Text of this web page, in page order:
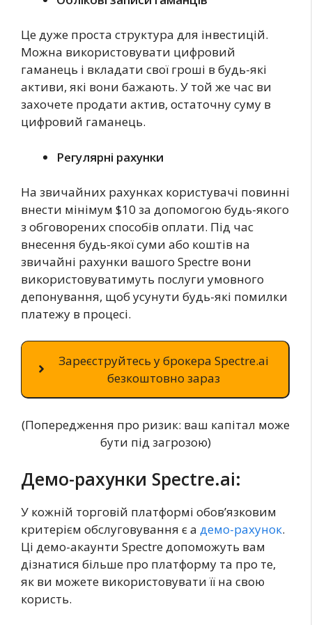
Це дуже проста структура для інвестицій.
Можна використовувати цифровий
гаманець і вкладати свої гроші в будь-які
активи, які вони бажають. У той же час ви
захочете продати актив, остаточну суму в
цифровий гаманець.
Регулярні рахунки
На звичайних рахунках користувачі повинні
внести мінімум $10 за допомогою будь-якого
з обговорених способів оплати. Під час
внесення будь-якої суми або коштів на
звичайні рахунки вашого Spectre вони
використовуватимуть послуги умовного
депонування, щоб усунути будь-які помилки
платежу в процесі.
Зареєструйтесь у брокера Spectre.ai
безкоштовно зараз
(Попередження про ризик: ваш капітал може
бути під загрозою)
Демо-рахунки Spectre.ai:
У кожній торговій платформі обов’язковим
критерієм обслуговування є a демо-рахунок.
Ці демо-акаунти Spectre допоможуть вам
дізнатися більше про платформу та про те,
як ви можете використовувати її на свою
користь.